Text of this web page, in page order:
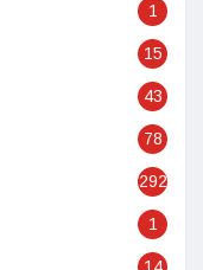
1
15
43
78
292
1